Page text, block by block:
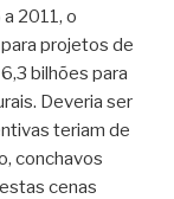
2011, o
projetos de
bilhões para
Deveria ser
teriam de
conchavos
cenas